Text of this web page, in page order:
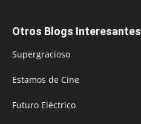
Otros Blogs Interesantes
Supergracioso
Estamos de Cine
Futuro Eléctrico